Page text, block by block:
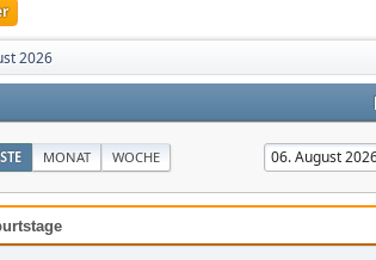
2026
MONAT WOCHE